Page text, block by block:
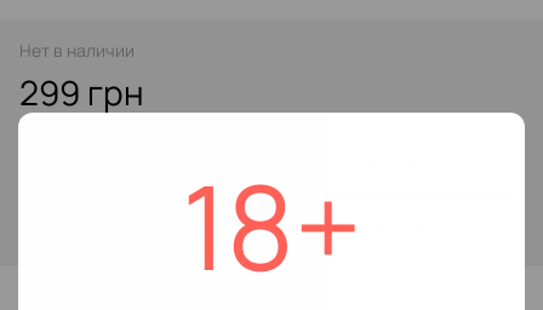
18+
Нет в наличии
299 грн
для отображения накопительной скидки